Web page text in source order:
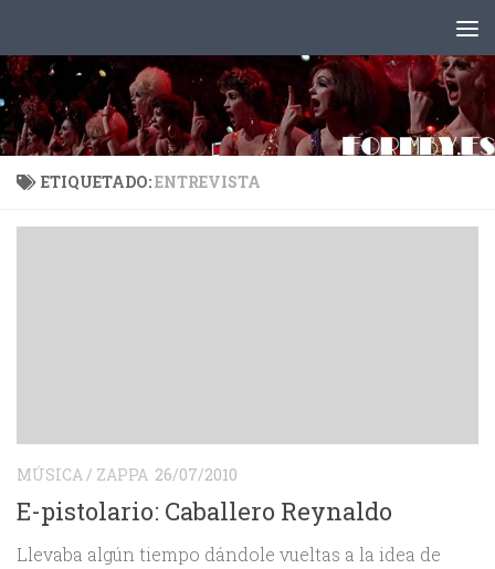
ETIQUETADO:ENTREVISTA
MÚSICA/ ZAPPA 26/07/2010
E-pistolario: Caballero Reynaldo
Llevaba algún tiempo dándole vueltas a la idea de